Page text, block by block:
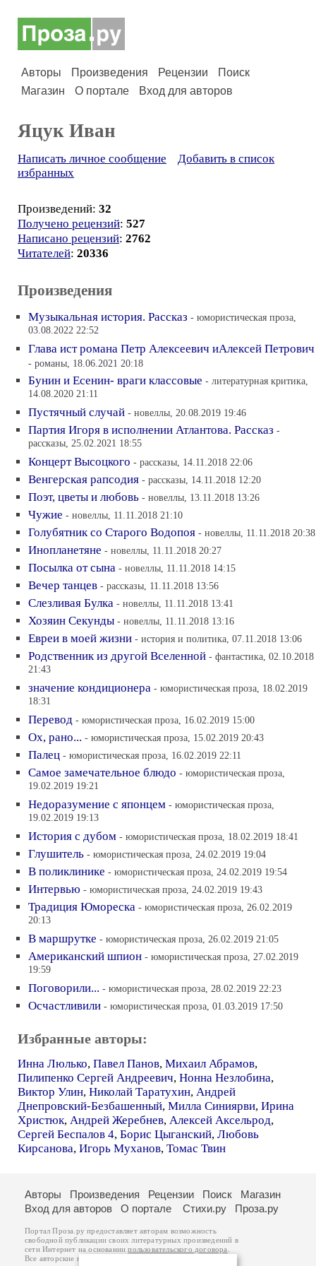
Авторы Произведения Рецензии
Поиск
Магазин
О портале Вход для авторов
Яцук Иван
Написать личное сообщение
Добавить в список
избранных
Произведений: 32
Получено рецензий: 527
Написано рецензий: 2762
Читателей: 20336
Произведения
Музыкальная история. Рассказ - юмористическая проза,
03.08.2022 22:52
Глава ист романа Петр Алексеевич иАлексей Петрович
- романы, 18.06.2021 20:18
Бунин и Есенин- враги классовые - литературная критика,
14.08.2020 21:11
Пустячный случай - новеллы, 20.08.2019 19:46
Партия Игоря в исполнении Атлантова. Рассказ -
рассказы, 25.02.2021 18:55
Концерт Высоцкого - рассказы, 14.11.2018 22:06
Венгерская рапсодия - рассказы, 14.11.2018 12:20
Поэт, цветы и любовь - новеллы, 13.11.2018 13:26
Чужие - новеллы, 11.11.2018 21:10
Голубятник со Старого Водопоя - новеллы, 11.11.2018 20:38
Инопланетяне - новеллы, 11.11.2018 20:27
Посылка от сына - новеллы, 11.11.2018 14:15
Вечер танцев - рассказы, 11.11.2018 13:56
Слезливая Булка - новеллы, 11.11.2018 13:41
Хозяин Секунды - новеллы, 11.11.2018 13:16
Евреи в моей жизни - история и политика, 07.11.2018 13:06
Родственник из другой Вселенной - фантастика, 02.10.2018
21:43
значение кондиционера - юмористическая проза, 18.02.2019
18:31
Перевод - юмористическая проза, 16.02.2019 15:00
Ох, рано... - юмористическая проза, 15.02.2019 20:43
Палец - юмористическая проза, 16.02.2019 22:11
Самое замечательное блюдо - юмористическая проза,
19.02.2019 19:21
Недоразумение с японцем - юмористическая проза,
19.02.2019 19:13
История с дубом - юмористическая проза, 18.02.2019 18:41
Глушитель - юмористическая проза, 24.02.2019 19:04
В поликлинике - юмористическая проза, 24.02.2019 19:54
Интервью - юмористическая проза, 24.02.2019 19:43
Традиция Юмореска - юмористическая проза, 26.02.2019
20:13
В маршрутке - юмористическая проза, 26.02.2019 21:05
Американский шпион - юмористическая проза, 27.02.2019
19:59
Поговорили... - юмористическая проза, 28.02.2019 22:23
Осчастливили - юмористическая проза, 01.03.2019 17:50
Избранные авторы:
Инна Люлько, Павел Панов, Михаил Абрамов,
Пилипенко Сергей Андреевич, Нонна Незлобина,
Виктор Улин, Николай Таратухин, Андрей
Днепровский-Безбашенный, Милла Синиярви, Ирина
Христюк, Андрей Жеребнев, Алексей Аксельрод,
Сергей Беспалов 4, Борис Цыганский, Любовь
Кирсанова, Игорь Муханов, Томас Твин
Авторы Произведения Рецензии Поиск
Магазин
Вход для авторов
О портале Стихи.ру Проза.ру
Портал Проза.ру предоставляет авторам возможность
свободной публикации своих литературных произведений в
сети Интернет на основаниипользовательского договора
Все авторские права на произведения принадлежат авторам